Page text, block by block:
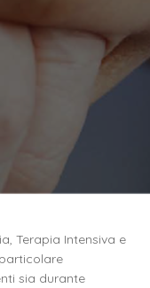
Terapia Intensiva e
sia durante